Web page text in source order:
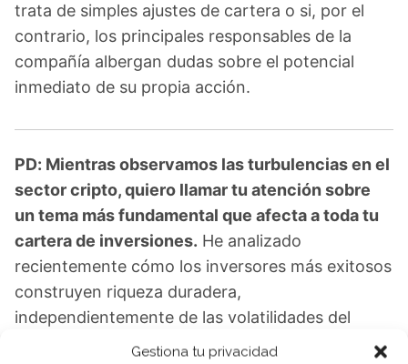
Gestiona tu privacidad
trata de simples ajustes de cartera o si, por el
contrario, los principales responsables de la
compañía albergan dudas sobre el potencial
inmediato de su propia acción.
PD: Mientras observamos las turbulencias en el
sector cripto, quiero llamar tu atención sobre
un tema más fundamental que afecta a toda tu
cartera de inversiones. He analizado
recientemente cómo los inversores más exitosos
construyen riqueza duradera,
independientemente de las volatilidades del
mercado, y descubrí que existe una estrategia